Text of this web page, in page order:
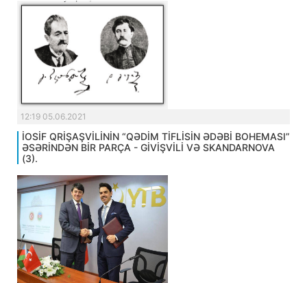
12:19 05.06.2021
İOSİF QRİŞAŞVİLİNİN “QƏDİM TİFLİSİN ƏDƏBİ BOHEMASI”
ƏSƏRİNDƏN BİR PARÇA - GİVİŞVİLİ VƏ SKANDARNOVA
(3).